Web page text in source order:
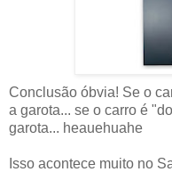
Conclusão óbvia! Se o
a garota... se o carro é
garota... heauehuahe
Isso acontece muito no